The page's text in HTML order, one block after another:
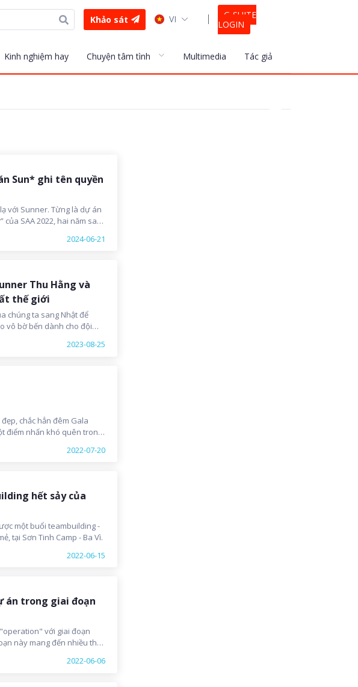
Khảo sát VI
G-SUITE
LOGIN
Kinh nghiệm hay Chuyện tâm tình Multimedia Tác giả
Sun* ghi tên quyền
với Sunner. Từng là dự án
SAA 2022, hai năm sau
những dự án nổi bật của
tính năng AI mới của
2024-06-21
Thu Hằng và
thế giới
chúng ta sang Nhật để
vô bờ bến dành cho đội
2023-08-25
chắc hẳn đêm Gala
điểm nhấn khó quên trong
2022-07-20
hết sảy của
một buổi teambuilding -
tại Sơn Tinh Camp - Ba Vì.
2022-06-15
án trong giai đoạn
với giai đoạn
này mang đến nhiều thử
vụ, cũng như nghiên
2022-06-06